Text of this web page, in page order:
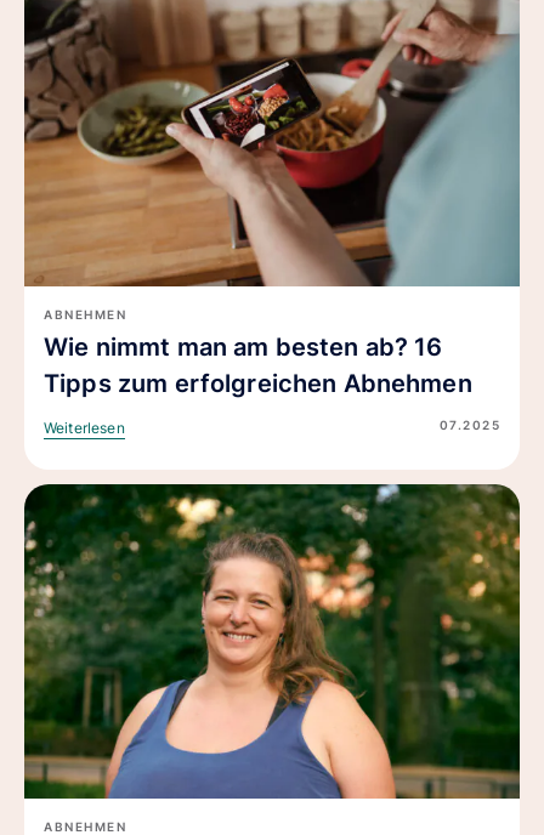
ABNEHMEN
Wie nimmt man am besten ab? 16
Tipps zum erfolgreichen Abnehmen
Weiterlesen 07.2025
ABNEHMEN